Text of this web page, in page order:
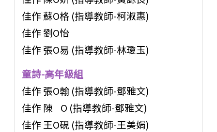
佳作 蘇O格 (指導教師-柯淑惠)
佳作 劉O怡
佳作 張O易 (指導教師-林瓊玉)
童詩-高年級組
佳作 張O翰 (指導教師-鄧雅文)
佳作 陳 O (指導教師-鄧雅文)
佳作 王O硯 (指導教師-王美娟)